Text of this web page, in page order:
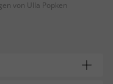
von Ulla Popken